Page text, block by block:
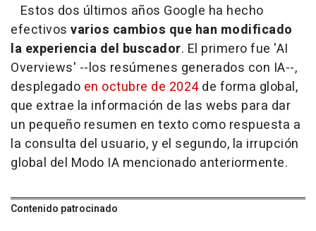
Estos dos últimos años Google ha hecho
efectivos varios cambios que han modificado
la experiencia del buscador. El primero fue 'AI
Overviews' --los resúmenes generados con IA--,
desplegado en octubre de 2024de forma global,
que extrae la información de las webs para dar
un pequeño resumen en texto como respuesta a
la consulta del usuario, y el segundo, la irrupción
global del Modo IA mencionado anteriormente.
Contenido patrocinado